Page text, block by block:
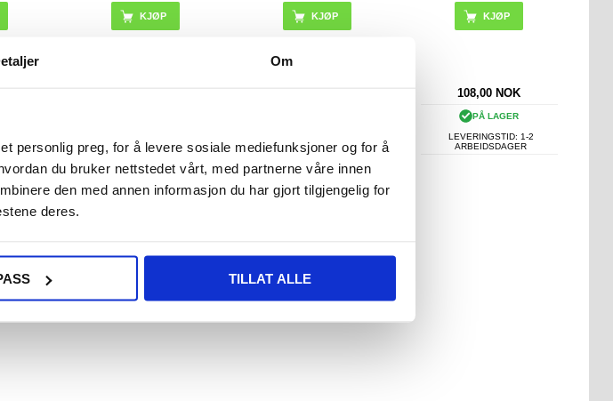
Om
personlig preg, for å levere sosiale mediefunksjoner og for å
du bruker nettstedet vårt, med partnerne våre innen
den med annen informasjon du har gjort tilgjengelig for
deres.
TILLAT ALLE
ARBEIDSDAGER
ARBEIDSDAGER
KJØP
108,00 NOK
PÅ LAGER
LEVERINGSTID: 1-2
ARBEIDSDAGER